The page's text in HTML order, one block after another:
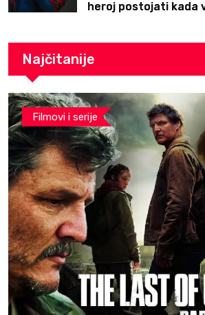
heroj postojati kada
Najčitanije
Filmovi i serije